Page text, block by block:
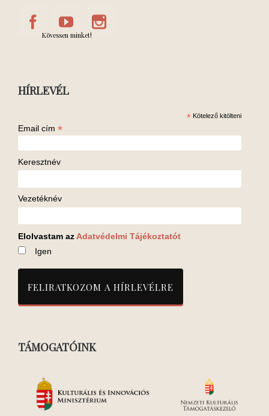
Kövessen minket!
HÍRLEVÉL
* Kötelező kitölteni
Email cím *
Keresztnév
Vezetéknév
Elolvastam az Adatvédelmi Tájékoztatót
Igen
TÁMOGATÓINK